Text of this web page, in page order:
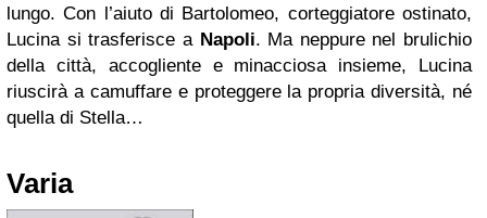
lungo. Con l’aiuto di Bartolomeo, corteggiatore ostinato,
Lucina si trasferisce a Napoli. Ma neppure nel brulichio
della città, accogliente e minacciosa insieme, Lucina
riuscirà a camuffare e proteggere la propria diversità, né
quella di Stella…
Varia